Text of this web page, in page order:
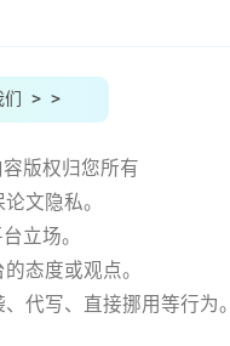
们 > >
版权归您所有
文隐私。
立场。
态度或观点。
代写、直接挪用等行为。